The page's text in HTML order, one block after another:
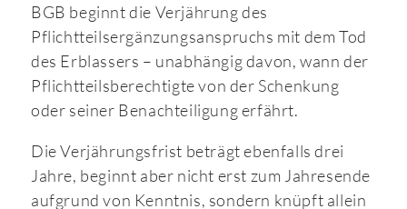
BGB beginnt die Verjährung des
Pflichtteilsergänzungsanspruchs mit dem Tod
des Erblassers – unabhängig davon, wann der
Pflichtteilsberechtigte von der Schenkung
oder seiner Benachteiligung erfährt.
Die Verjährungsfrist beträgt ebenfalls drei
Jahre, beginnt aber nicht erst zum Jahresende
aufgrund von Kenntnis, sondern knüpft allein